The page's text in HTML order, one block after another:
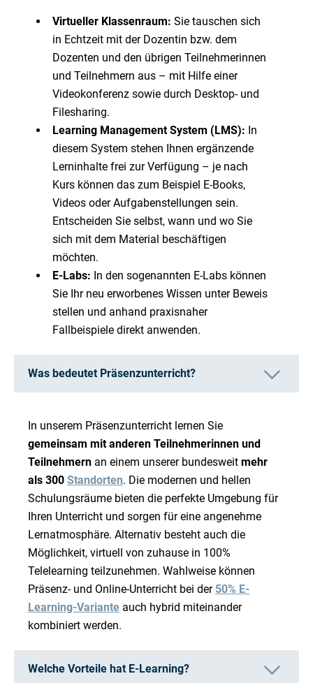
Virtueller Klassenraum: Sie tauschen sich
in Echtzeit mit der Dozentin bzw. dem
Dozenten und den übrigen Teilnehmerinnen
und Teilnehmern aus – mit Hilfe einer
Videokonferenz sowie durch Desktop- und
Filesharing.
Learning Management System (LMS): In
diesem System stehen Ihnen ergänzende
Lerninhalte frei zur Verfügung – je nach
Kurs können das zum Beispiel E-Books,
Videos oder Aufgabenstellungen sein.
Entscheiden Sie selbst, wann und wo Sie
sich mit dem Material beschäftigen
möchten.
E-Labs: In den sogenannten E-Labs können
Sie Ihr neu erworbenes Wissen unter Beweis
stellen und anhand praxisnaher
Fallbeispiele direkt anwenden.
Was bedeutet Präsenzunterricht?
In unserem Präsenzunterricht lernen Sie
gemeinsam mit anderen Teilnehmerinnen und
Teilnehmern an einem unserer bundesweit mehr
als 300 Standorten. Die modernen und hellen
Schulungsräume bieten die perfekte Umgebung für
Ihren Unterricht und sorgen für eine angenehme
Lernatmosphäre. Alternativ besteht auch die
Möglichkeit, virtuell von zuhause in 100%
Telelearning teilzunehmen. Wahlweise können
Präsenz- und Online-Unterricht bei der 50% E-
Learning-Variante auch hybrid miteinander
kombiniert werden.
Welche Vorteile hat E-Learning?